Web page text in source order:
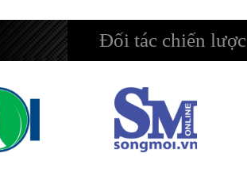
Đối tác chiến lược